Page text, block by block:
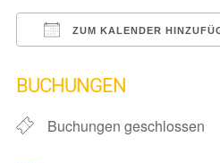
ZUM KALENDER
BUCHUNGEN
Buchungen geschlossen